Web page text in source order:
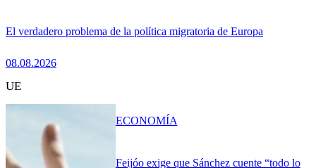
El verdadero problema de la política migratoria de Europa
08.08.2026
UE
Feijóo exige que Sánchez cuente “todo lo
ECONOMÍA